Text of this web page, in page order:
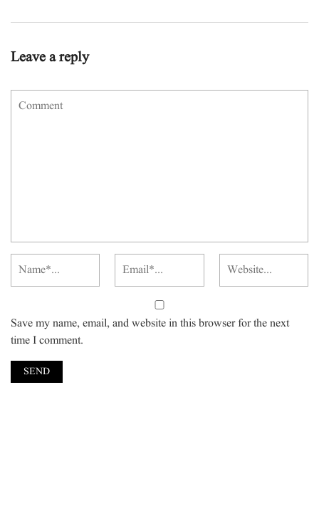
Leave a reply
Save my name, email, and website in this browser for the next
time I comment.